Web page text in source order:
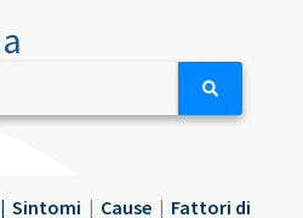
| Sintomi | Cause | Fattori di